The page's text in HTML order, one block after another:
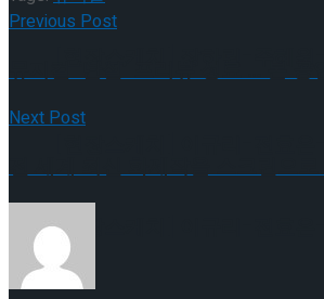
[현장스케치] 이규리-전효은-
Previous Post
Next Post
전 세계 최신 화제작을 스크린으